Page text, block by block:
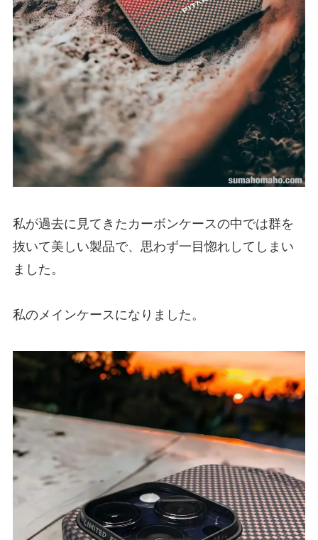
私が過去に見てきたカーボンケースの中では群を
抜いて美しい製品で、思わず一目惚れしてしまい
ました。
私のメインケースになりました。